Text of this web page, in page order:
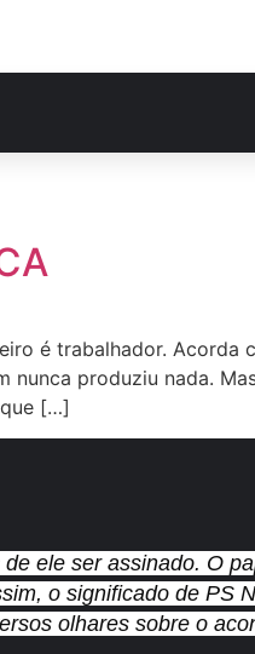
é trabalhador. Acorda
produziu nada.
[…]
ele ser assinado. O
o significado de PS
olhares sobre o